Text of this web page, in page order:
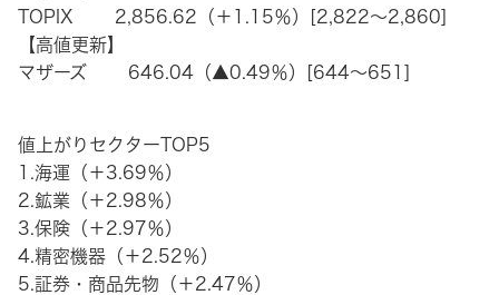
TOPIX 2,856.62（＋1.15％）[2,822～2,860]
【高値更新】
マザーズ 646.04（▲0.49％）[644～651]
値上がりセクターTOP5
1.海運（＋3.69％）
2.鉱業（＋2.98％）
3.保険（＋2.97％）
4.精密機器（＋2.52％）
5.証券・商品先物（＋2.47％）